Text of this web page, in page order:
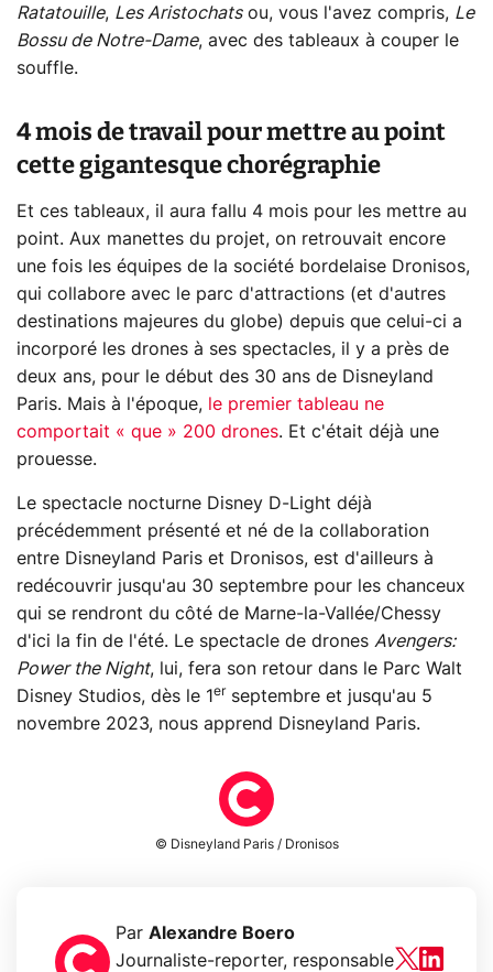
Ratatouille, Les Aristochatsou, vous l'avez compris, Le
Bossu de Notre-Dame, avec des tableaux à couper le
souffle.
4 mois de travail pour mettre au point
cette gigantesque chorégraphie
Et ces tableaux, il aura fallu 4 mois pour les mettre au
point. Aux manettes du projet, on retrouvait encore
une fois les équipes de la société bordelaise Dronisos,
qui collabore avec le parc d'attractions (et d'autres
destinations majeures du globe) depuis que celui-ci a
incorporé les drones à ses spectacles, il y a près de
deux ans, pour le début des 30 ans de Disneyland
Paris. Mais à l'époque, le premier tableau ne
comportait « que » 200 drones. Et c'était déjà une
prouesse.
Le spectacle nocturne Disney D-Light déjà
précédemment présenté et né de la collaboration
entre Disneyland Paris et Dronisos, est d'ailleurs à
redécouvrir jusqu'au 30 septembre pour les chanceux
qui se rendront du côté de Marne-la-Vallée/Chessy
d'ici la fin de l'été. Le spectacle de drones Avengers:
Power the Night, lui, fera son retour dans le Parc Walt
Disney Studios, dès le 1 er septembre et jusqu'au 5
novembre 2023, nous apprend Disneyland Paris.
© Disneyland Paris / Dronisos
Par Alexandre Boero
Journaliste-reporter, responsable